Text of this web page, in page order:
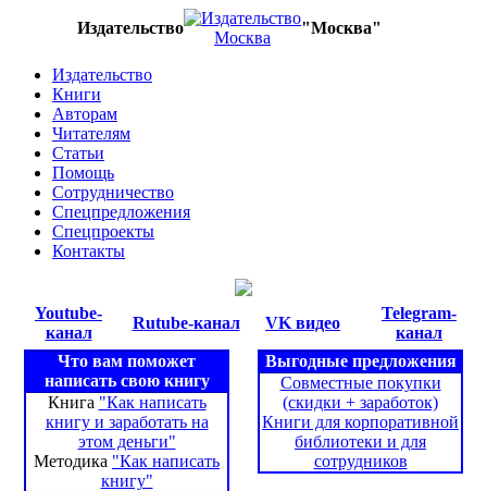
Издательство "Москва"
Издательство
Книги
Авторам
Читателям
Статьи
Помощь
Сотрудничество
Спецпредложения
Спецпроекты
Контакты
Youtube-
канал
Rutube-канал VK видео
Telegram-
канал
Что вам поможет
написать свою книгу
Книга "Как написать
книгу и заработать на
этом деньги"
Методика "Как написать
книгу"
Выгодные предложения
Совместные покупки
(скидки + заработок)
Книги для корпоративной
библиотеки и для
сотрудников